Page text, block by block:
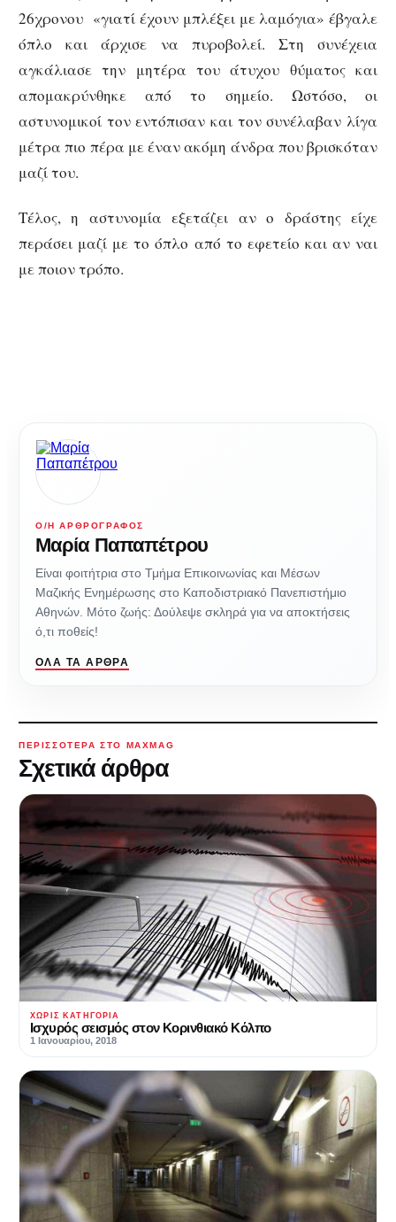
26χρονου «γιατί έχουν μπλέξει με λαμόγια» έβγαλε
όπλο και άρχισε να πυροβολεί. Στη συνέχεια
αγκάλιασε την μητέρα του άτυχου θύματος και
απομακρύνθηκε από το σημείο. Ωστόσο, οι
αστυνομικοί τον εντόπισαν και τον συνέλαβαν λίγα
μέτρα πιο πέρα με έναν ακόμη άνδρα που βρισκόταν
μαζί του.
Τέλος, η αστυνομία εξετάζει αν ο δράστης είχε
περάσει μαζί με το όπλο από το εφετείο και αν ναι
με ποιον τρόπο.
Ο/Η ΑΡΘΡΟΓΡΆΦΟΣ
Μαρία Παπαπέτρου
Είναι φοιτήτρια στο Τμήμα Επικοινωνίας και Μέσων
Μαζικής Ενημέρωσης στο Καποδιστριακό Πανεπιστήμιο
Αθηνών. Μότο ζωής: Δούλεψε σκληρά για να αποκτήσεις
ό,τι ποθείς!
ΌΛΑ ΤΑ ΆΡΘΡΑ
ΠΕΡΙΣΣΌΤΕΡΑ ΣΤΟ MAXMAG
Σχετικά άρθρα
ΧΩΡΊΣ ΚΑΤΗΓΟΡΊΑ
Ισχυρός σεισμός στον Κορινθιακό Κόλπο
1 Ιανουαρίου, 2018